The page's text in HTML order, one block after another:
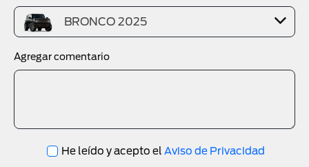
BRONCO 2025
Agregar comentario
He leído y acepto el Aviso de Privacidad